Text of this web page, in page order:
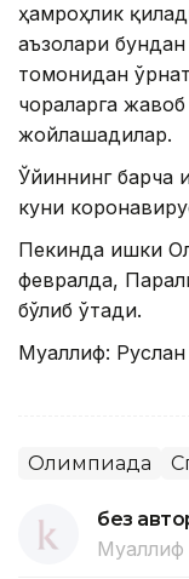
ҳамроҳлик
аъзолари
томонидан
чораларга
жойлашадилар.
Ўйиннинг барча
куни
Пекинда Қишки
февралда,
бўлиб ўтади.
Муаллиф:
Олимпиада
без
Муаллиф